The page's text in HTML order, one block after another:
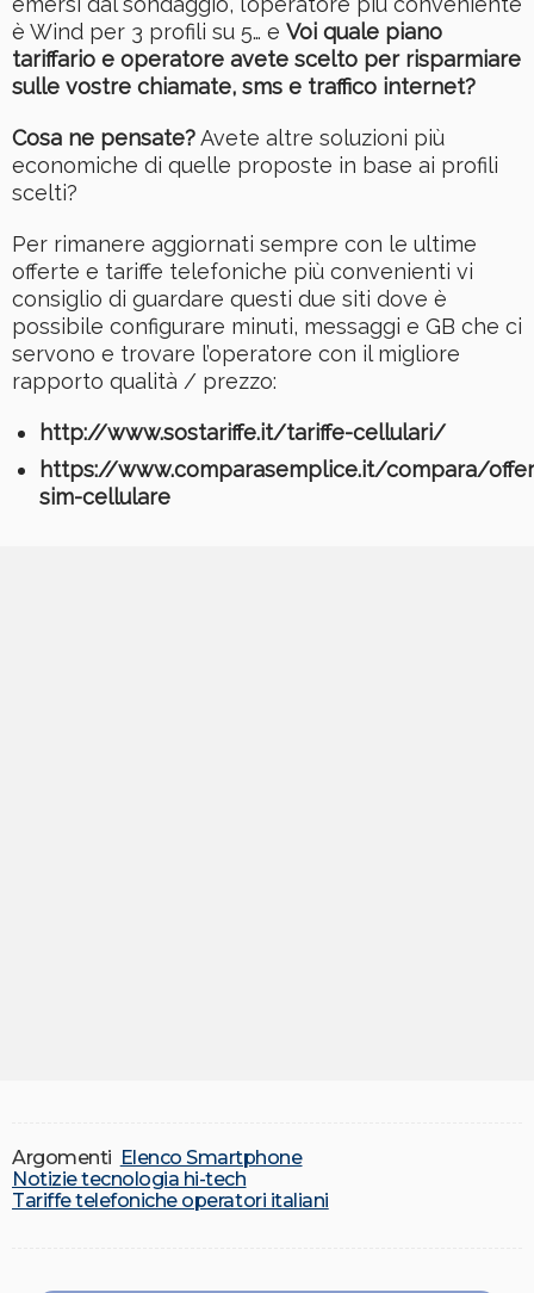
è Wind per 3 profili su 5… e Voi quale piano
tariffario e operatore avete scelto per risparmiare
sulle vostre chiamate, sms e traffico internet?
Cosa ne pensate?Avete altre soluzioni più
economiche di quelle proposte in base ai profili
scelti?
Per rimanere aggiornati sempre con le ultime
offerte e tariffe telefoniche più convenienti vi
consiglio di guardare questi due siti dove è
possibile configurare minuti, messaggi e GB che ci
servono e trovare l’operatore con il migliore
rapporto qualità / prezzo:
http://www.sostariffe.it/tariffe-cellulari/
https://www.comparasemplice.it/compara/
sim-cellulare
Argomenti Elenco Smartphone
Notizie tecnologia hi-tech
Tariffe telefoniche operatori italiani